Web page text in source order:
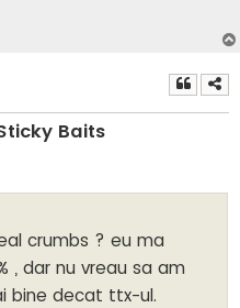
Baits
crumbs ? eu ma
, dar nu vreau sa am
bine decat ttx-ul.